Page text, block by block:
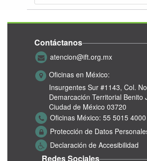
Contáctanos
atencion@ift.org.mx
Oficinas en México:
Insurgentes Sur #1143, Col.
Demarcación Territorial Benito
Ciudad de México 03720
Oficinas México: 55 5015 4000
Protección de Datos
Declaración de Accesibilidad
Redes Sociales